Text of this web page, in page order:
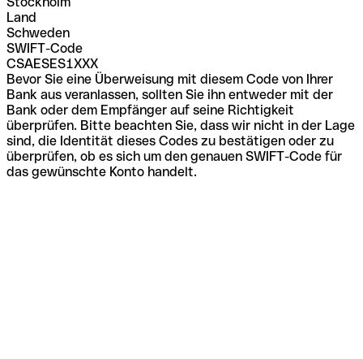
Land
Schweden
SWIFT-Code
CSAESES1XXX
Bevor Sie eine Überweisung mit diesem Code von Ihrer
Bank aus veranlassen, sollten Sie ihn entweder mit der
Bank oder dem Empfänger auf seine Richtigkeit
überprüfen. Bitte beachten Sie, dass wir nicht in der Lage
sind, die Identität dieses Codes zu bestätigen oder zu
überprüfen, ob es sich um den genauen SWIFT-Code für
das gewünschte Konto handelt.